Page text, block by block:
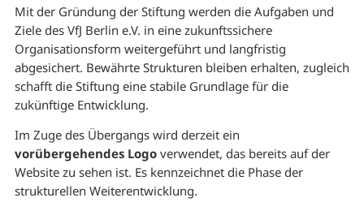
Mit der Gründung der Stiftung werden die Aufgaben und
Ziele des VfJ Berlin e.V. in eine zukunftssichere
Organisationsform weitergeführt und langfristig
abgesichert. Bewährte Strukturen bleiben erhalten, zugleich
schafft die Stiftung eine stabile Grundlage für die
zukünftige Entwicklung.
Im Zuge des Übergangs wird derzeit ein
vorübergehendes Logoverwendet, das bereits auf der
Website zu sehen ist. Es kennzeichnet die Phase der
strukturellen Weiterentwicklung.